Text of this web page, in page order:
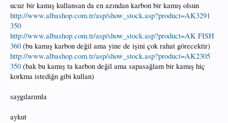
ucuz bir kamış kullansan da en azından karbon bir kamış olsun
http://www.albashop.com.tr/asp/show_stock.asp?product=AK3291
350
http://www.albashop.com.tr/asp/show_stock.asp?product=AK FISH
360 (bu kamış karbon değil ama yine de işini çok rahat görecektir)
http://www.albashop.com.tr/asp/show_stock.asp?product=AK2305
350 (bak bu kamış ta karbon değil ama sapasağlam bir kamış hiç
korkma istediğn gibi kullan)
saygılarımla
aykut